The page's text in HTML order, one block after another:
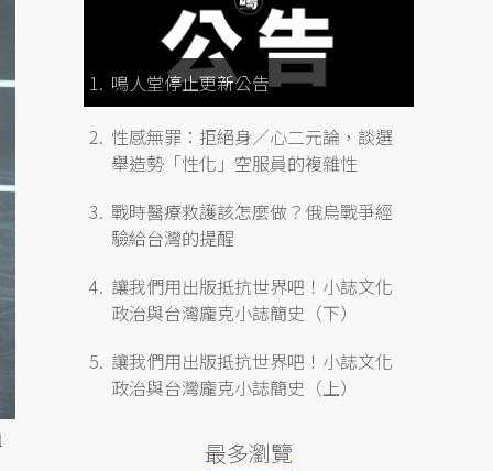
鳴人堂停止更新公告
性感無罪：拒絕身／心二元論，談選
舉造勢「性化」空服員的複雜性
戰時醫療救護該怎麼做？俄烏戰爭經
驗給台灣的提醒
讓我們用出版抵抗世界吧！小誌文化
政治與台灣龐克小誌簡史（下）
讓我們用出版抵抗世界吧！小誌文化
政治與台灣龐克小誌簡史（上）
最多瀏覽